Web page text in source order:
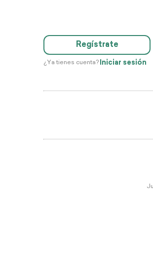
Regístrate
¿Ya tienes cuenta? Iniciar sesión